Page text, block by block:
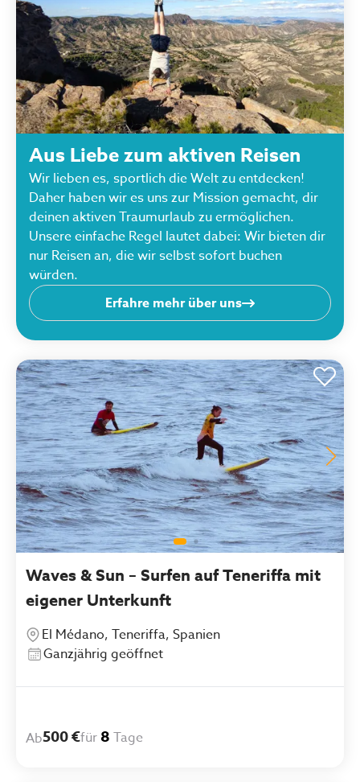
Aus Liebe zum aktiven Reisen
Wir lieben es, sportlich die Welt zu entdecken!
Daher haben wir es uns zur Mission gemacht, dir
deinen aktiven Traumurlaub zu ermöglichen.
Unsere einfache Regel lautet dabei: Wir bieten dir
nur Reisen an, die wir selbst sofort buchen
würden.
Erfahre mehr über uns
Waves & Sun – Surfen auf Teneriffa mit
eigener Unterkunft
El Médano, Teneriffa, Spanien
Ganzjährig geöffnet
Ab500 €für 8 Tage